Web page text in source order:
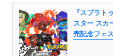
『スプラト
スター スカ
売記念フェ